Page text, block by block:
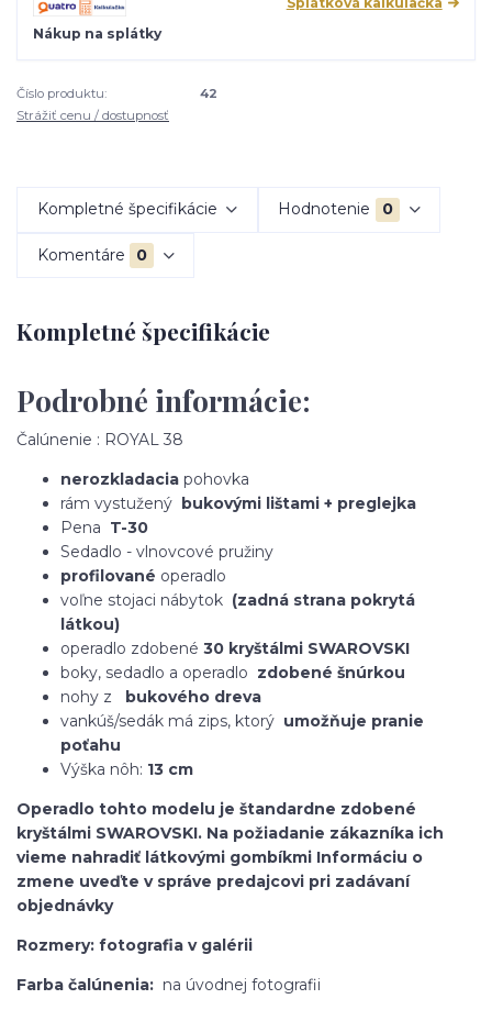
Nákup na splátky
Číslo produktu:
42
Strážiť cenu / dostupnosť
Kompletné špecifikácie Hodnotenie 0
Komentáre 0
Kompletné špecifikácie
Podrobné informácie:
Čalúnenie : ROYAL 38
nerozkladacia pohovka
rám vystužený bukovými lištami + preglejka
Pena T-30
Sedadlo - vlnovcové pružiny
profilované operadlo
voľne stojaci nábytok (zadná strana pokrytá
látkou)
operadlo zdobené 30 kryštálmi SWAROVSKI
boky, sedadlo a operadlo zdobené šnúrkou
nohy z
bukového dreva
vankúš/sedák má zips, ktorý umožňuje pranie
poťahu
Výška nôh: 13 cm
Operadlo tohto modelu je štandardne zdobené
kryštálmi SWAROVSKI. Na požiadanie zákazníka ich
vieme nahradiť látkovými gombíkmi Informáciu o
zmene uveďte v správe predajcovi pri zadávaní
objednávky
Rozmery: fotografia v galérii
Farba čalúnenia: na úvodnej fotografii